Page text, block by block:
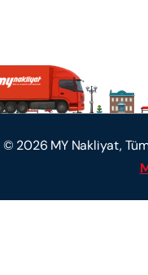
© 2026 MY Nakliyat,